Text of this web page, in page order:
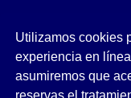
Utilizamos cookies
experiencia en
asumiremos que